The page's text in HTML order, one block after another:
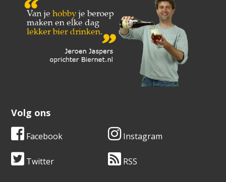
Volg ons
Facebook Instagram
Twitter RSS